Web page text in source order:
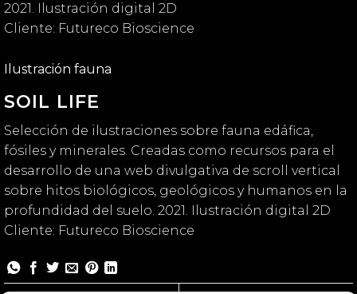
Ilustración fauna
SOIL LIFE
Selección de ilustraciones sobre fauna edáfica,
fósiles y minerales. Creadas como recursos para el
desarrollo de una web divulgativa de scroll vertical
sobre hitos biológicos, geológicos y humanos en la
profundidad del suelo. 2021. Ilustración digital 2D
Cliente: Futureco Bioscience
2021. Ilustración digital 2D
Cliente: Futureco Bioscience